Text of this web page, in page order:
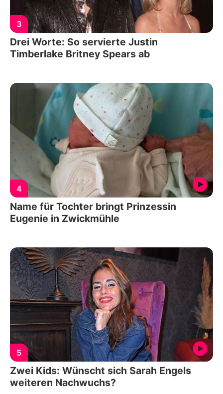
3
Drei Worte: So servierte Justin
Timberlake Britney Spears ab
4
Name für Tochter bringt Prinzessin
Eugenie in Zwickmühle
5
Zwei Kids: Wünscht sich Sarah Engels
weiteren Nachwuchs?